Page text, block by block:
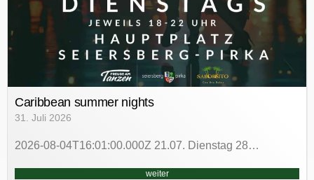
Caribbean summer nights
31. Juli 2026
2026-08-04T16:01:00.000Z 21.07. Dienstag 28…
weiter